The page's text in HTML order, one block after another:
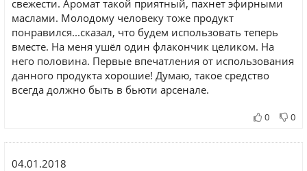
свежести. Аромат такой приятный, пахнет эфирными
маслами. Молодому человеку тоже продукт
понравился...сказал, что будем использовать теперь
вместе. На меня ушёл один флакончик целиком. На
него половина. Первые впечатления от использования
данного продукта хорошие! Думаю, такое средство
всегда должно быть в бьюти арсенале.
0 0
04.01.2018